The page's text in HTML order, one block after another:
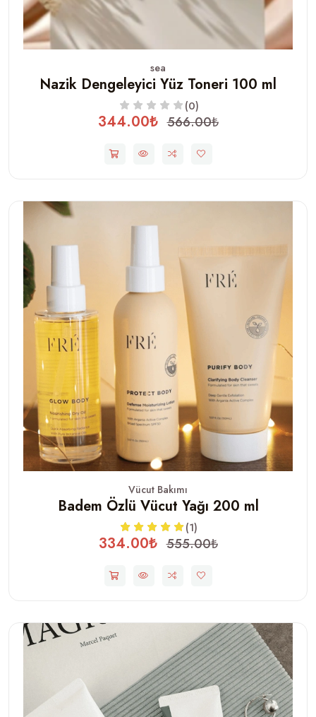
sea
Nazik Dengeleyici Yüz Toneri 100 ml
(0)
344.00₺ 566.00₺
Vücut Bakımı
Badem Özlü Vücut Yağı 200 ml
(1)
334.00₺ 555.00₺